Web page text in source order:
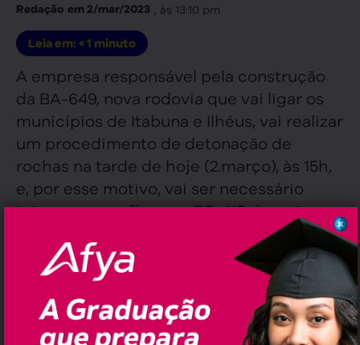
Redação em 2/mar/2023 , às 13:10 pm
Leia em: < 1 minuto
A empresa responsável pela construção
da BA-649, nova rodovia que vai ligar os
municípios de Itabuna e Ilhéus, vai realizar
um procedimento de detonação de
rochas na tarde de hoje (2.março), às 15h,
e, por esse motivo, vai ser necessário
interromper o fluxo na BR-415 durante o
Tags:BA-649,BR-415,Fluxo,Ilhéus ,Itabuna,
Transporte